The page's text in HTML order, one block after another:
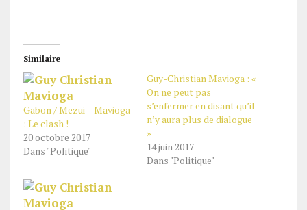
Similaire
Gabon / Mezui – Mavioga
: Le clash !
20 octobre 2017
Dans "Politique"
Guy-Christian Mavioga : «
On ne peut pas
s’enfermer en disant qu’il
n’y aura plus de dialogue
»
14 juin 2017
Dans "Politique"